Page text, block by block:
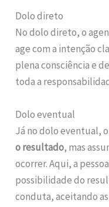
Dolo direto
No dolo direto, o
age com a intenção
plena consciência e
toda a
Dolo eventual
Já no dolo eventual,
o resultado, mas
ocorrer. Aqui, a
possibilidade do
conduta, aceitando